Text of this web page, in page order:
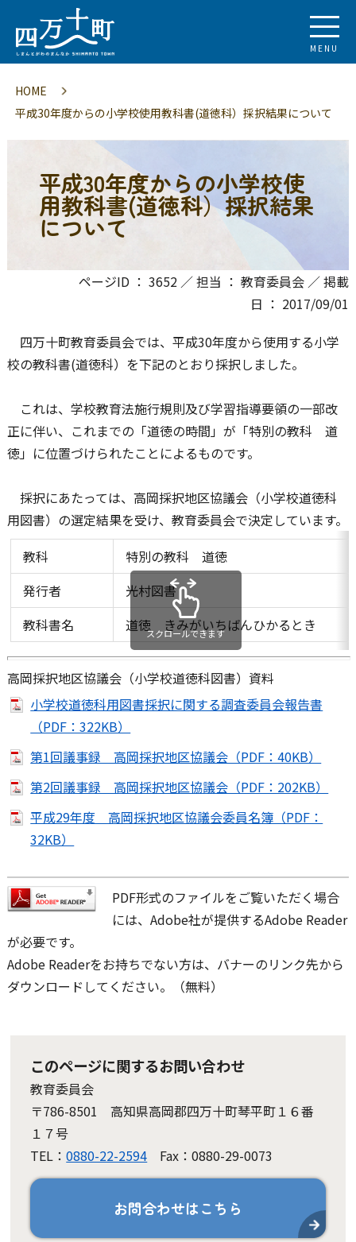
MENU
HOME
平成30年度からの小学校使用教科書(道徳科）採択結果について
平成30年度からの小学校使
用教科書(道徳科）採択結果
について
ページID ： 3652 ／ 担当 ： 教育委員会 ／ 掲載
日 ： 2017/09/01
四万十町教育委員会では、平成30年度から使用する小学
校の教科書(道徳科）を下記のとおり採択しました。
これは、学校教育法施行規則及び学習指導要領の一部改
正に伴い、これまでの「道徳の時間」が「特別の教科 道
徳」に位置づけられたことによるものです。
採択にあたっては、高岡採択地区協議会（小学校道徳科
用図書）の選定結果を受け、教育委員会で決定しています。
教科
特別の教科 道徳
発行者
光村図書
教科書名
道徳 きみがいちばんひかるとき
スクロールできます
高岡採択地区協議会（小学校道徳科図書）資料
小学校道徳科用図書採択に関する調査委員会報告書
（PDF：322KB）
第1回議事録 高岡採択地区協議会（PDF：40KB）
第2回議事録 高岡採択地区協議会（PDF：202KB）
平成29年度 高岡採択地区協議会委員名簿（PDF：
32KB）
PDF形式のファイルをご覧いただく場合
には、Adobe社が提供するAdobe Reader
が必要です。
Adobe Readerをお持ちでない方は、バナーのリンク先から
ダウンロードしてください。（無料）
このページに関するお問い合わせ
教育委員会
〒786-8501 高知県高岡郡四万十町琴平町１６番
１７号
TEL：0880-22-2594 Fax：0880-29-0073
お問合わせはこちら